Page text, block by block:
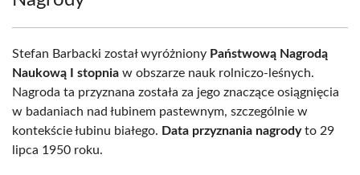
Stefan Barbacki został wyróżniony Państwową Nagrodą
Naukową I stopnia w obszarze nauk rolniczo-leśnych.
Nagroda ta przyznana została za jego znaczące osiągnięcia
w badaniach nad łubinem pastewnym, szczególnie w
kontekście łubinu białego. Data przyznania nagrodyto 29
lipca 1950 roku.